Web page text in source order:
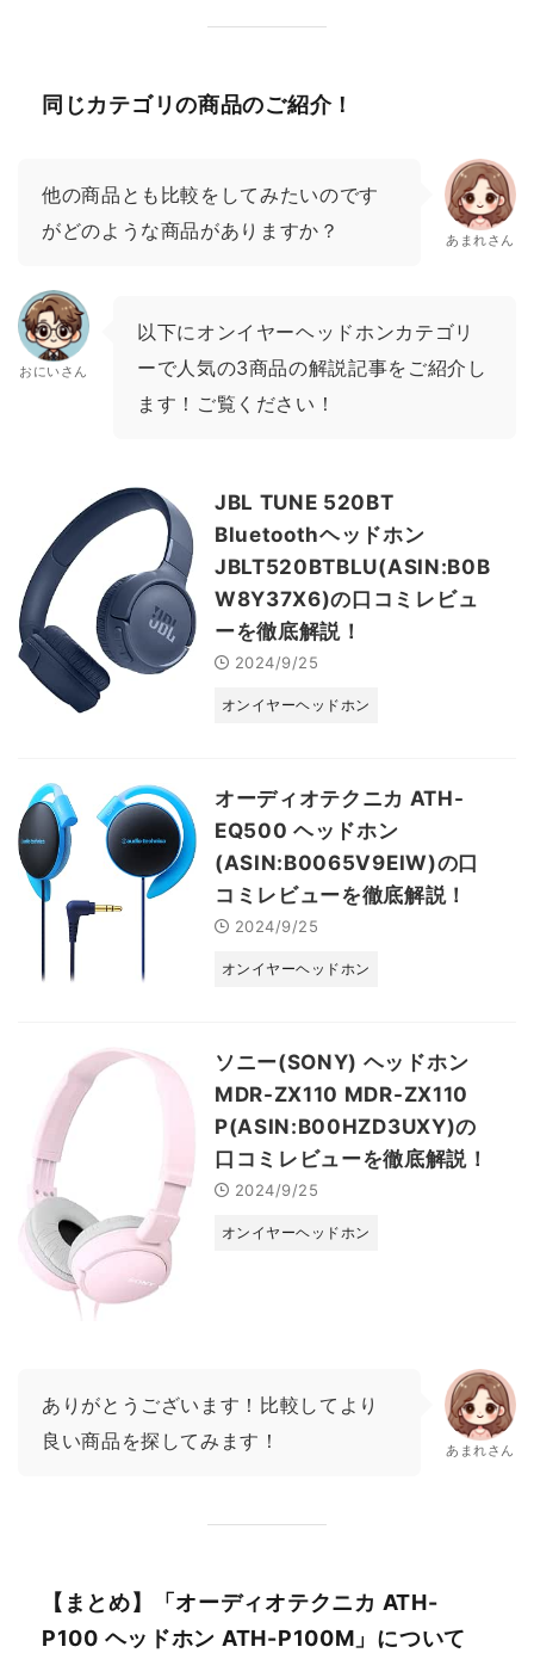
同じカテゴリの商品のご紹介！
他の商品とも比較をしてみたいのです
がどのような商品がありますか？
あまれさん
おにいさん
以下にオンイヤーヘッドホンカテゴリ
ーで人気の3商品の解説記事をご紹介し
ます！ご覧ください！
JBL TUNE 520BT
Bluetoothヘッドホン
JBLT520BTBLU(ASIN:B0B
W8Y37X6)の口コミレビュ
ーを徹底解説！
2024/9/25
オンイヤーヘッドホン
オーディオテクニカ ATH-
EQ500 ヘッドホン
(ASIN:B0065V9EIW)の口
コミレビューを徹底解説！
2024/9/25
オンイヤーヘッドホン
ソニー(SONY) ヘッドホン
MDR-ZX110 MDR-ZX110
P(ASIN:B00HZD3UXY)の
口コミレビューを徹底解説！
2024/9/25
オンイヤーヘッドホン
ありがとうございます！比較してより
良い商品を探してみます！
あまれさん
【まとめ】「オーディオテクニカ ATH-
P100 ヘッドホン ATH-P100M」について